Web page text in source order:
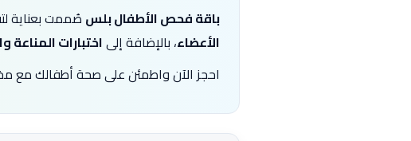
باقة فحص الأطفال بلس صُممت بعناية
الأعضاء، بالإضافة إلىاختبارات المناعة
احجز الآن واطمئن على صحة أطفالك مع